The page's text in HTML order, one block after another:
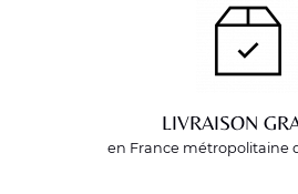
LIVRAISON
en France métropolitaine